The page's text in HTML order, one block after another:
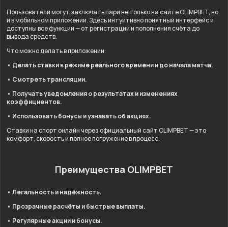
Пользователи могут заключать пари не только на сайте OLIMPBET, но
и в мобильном приложении. Здесь интуитивно понятный интерфейс и
доступны все функции — от регистрации и пополнения счёта до
вывода средств.
Что можно делать в приложении:
• Делать ставки в режиме реального времени и до начала матча.
• Смотреть трансляции.
• Получать уведомления о результатах и изменениях
коэффициентов.
• Использовать бонусы и узнавать об акциях.
Ставки на спорт онлайн через официальный сайт OLIMPBET — это
комфорт, скорость и полное погружение в процесс.
Преимущества OLIMPBET
• Легальность и надёжность.
• Прозрачные расчёты и быстрые выплаты.
• Регулярные акции и бонусы.